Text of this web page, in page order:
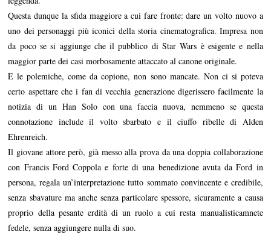
Questa dunque la sfida maggiore a cui fare fronte: dare un volto nuovo a
uno dei personaggi più iconici della storia cinematografica. Impresa non
da poco se si aggiunge che il pubblico di Star Wars è esigente e nella
maggior parte dei casi morbosamente attaccato al canone originale.
E le polemiche, come da copione, non sono mancate. Non ci si poteva
certo aspettare che i fan di vecchia generazione digerissero facilmente la
notizia di un Han Solo con una faccia nuova, nemmeno se questa
connotazione include il volto sbarbato e il ciuffo ribelle di Alden
Ehrenreich.
Il giovane attore però, già messo alla prova da una doppia collaborazione
con Francis Ford Coppola e forte di una benedizione avuta da Ford in
persona, regala un’interpretazione tutto sommato convincente e credibile,
senza sbavature ma anche senza particolare spessore, sicuramente a causa
proprio della pesante erdità di un ruolo a cui resta manualisticamnete
fedele, senza aggiungere nulla di suo.